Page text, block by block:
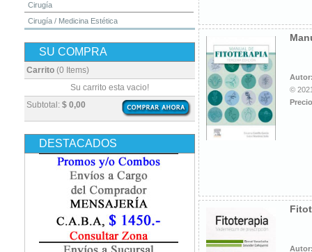
Cirugía
Cirugía / Medicina Estética
Dermatología
Diagnóstico por Imagen / Radiología
Embriología
Enfermería
Epidemiología
Farmacia / Farmacología
Fisiatría / Kinesiología
Fisiología / Fisiopatología
Fonoaudiología
Gastroenterología
SU COMPRA
Carrito (0 Items)
Subtotal: $ 0,00
Su carrito esta vacio!
DESTACADOS
©